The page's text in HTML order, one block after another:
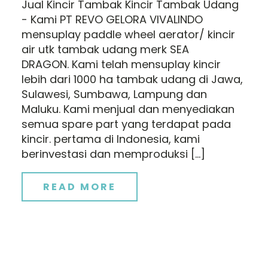
Jual Kincir Tambak Kincir Tambak Udang
- Kami PT REVO GELORA VIVALINDO
mensuplay paddle wheel aerator/ kincir
air utk tambak udang merk SEA
DRAGON. Kami telah mensuplay kincir
lebih dari 1000 ha tambak udang di Jawa,
Sulawesi, Sumbawa, Lampung dan
Maluku. Kami menjual dan menyediakan
semua spare part yang terdapat pada
kincir. pertama di Indonesia, kami
berinvestasi dan memproduksi […]
READ MORE